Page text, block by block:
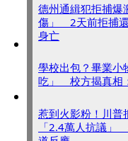
德州通緝犯拒捕爆
傷」 2天前拒捕
身亡
學校出包？畢業小
吃」 校方揭真相
惹到火影粉！川普
「2.4萬人抗議」